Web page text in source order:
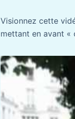
Visionnez cette
mettant en avant «